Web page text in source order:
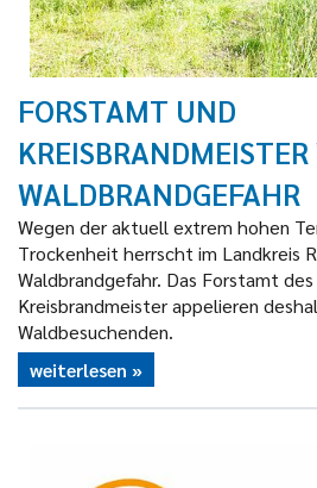
FORSTAMT UND
WALDBRANDGEFAHR
Wegen der aktuell extrem hohen
Trockenheit herrscht im Landkreis
Waldbrandgefahr. Das Forstamt
Kreisbrandmeister appelieren
Waldbesuchenden.
weiterlesen